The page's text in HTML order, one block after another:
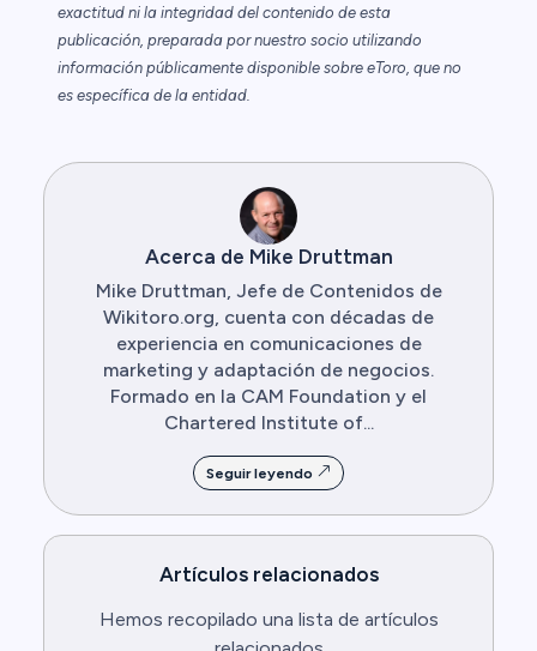
exactitud ni la integridad del contenido de esta
publicación, preparada por nuestro socio utilizando
información públicamente disponible sobre eToro, que no
es específica de la entidad.
Acerca de Mike Druttman
Mike Druttman, Jefe de Contenidos de
Wikitoro.org, cuenta con décadas de
experiencia en comunicaciones de
marketing y adaptación de negocios.
Formado en la CAM Foundation y el
Chartered Institute of...
Seguir leyendo
Artículos relacionados
Hemos recopilado una lista de artículos